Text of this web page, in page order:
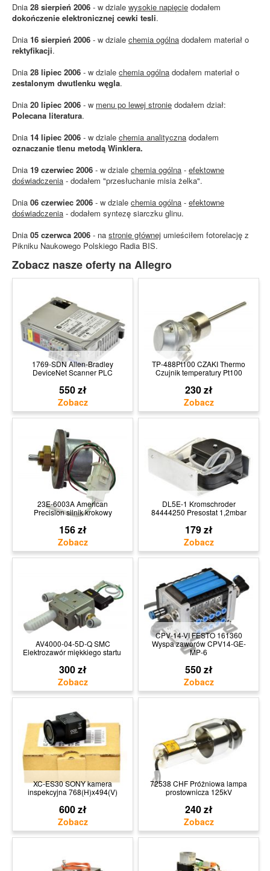
Dnia 28 sierpień 2006 - w dziale wysokie napięcie dodałem
dokończenie elektronicznej cewki tesli.
Dnia 16 sierpień 2006 - w dziale chemia ogólna dodałem materiał o
rektyfikacji.
Dnia 28 lipiec 2006 - w dziale chemia ogólna dodałem materiał o
zestalonym dwutlenku węgla.
Dnia 20 lipiec 2006 - w menu po lewej stronie dodałem dział:
Polecana literatura.
Dnia 14 lipiec 2006 - w dziale chemia analityczna dodałem
oznaczanie tlenu metodą Winklera.
Dnia 19 czerwiec 2006 - w dziale chemia ogólna - efektowne
doświadczenia - dodałem "przesłuchanie misia żelka".
Dnia 06 czerwiec 2006 - w dziale chemia ogólna - efektowne
doświadczenia - dodałem syntezę siarczku glinu.
Dnia 05 czerwca 2006 - na stronie głównej umieściłem fotorelację z
Pikniku Naukowego Polskiego Radia BIS.
Zobacz nasze oferty na Allegro
1769-SDN Allen-Bradley
DeviceNet Scanner PLC
550 zł
TP-488Pt100 CZAKI Thermo
Czujnik temperatury Pt100
230 zł
23E-6003A American
Precision silnik krokowy
156 zł
DL5E-1 Kromschroder
84444250 Presostat 1,2mbar
179 zł
AV4000-04-5D-Q SMC
Elektrozawór miękkiego startu
300 zł
CPV-14-VI FESTO 161360
Wyspa zaworów CPV14-GE-
MP-6
550 zł
XC-ES30 SONY kamera
inspekcyjna 768(H)x494(V)
600 zł
72538 CHF Próżniowa lampa
prostownicza 125kV
240 zł